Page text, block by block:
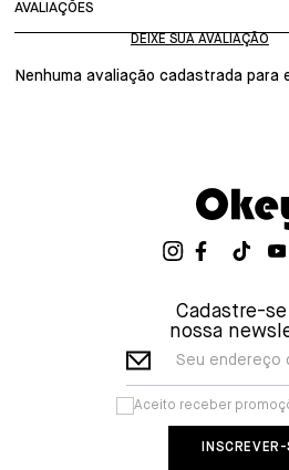
AVALIAÇÕES
Nenhuma avaliação cadastrada para
Cadastre-
nossa
Seu endereço
Aceito receber